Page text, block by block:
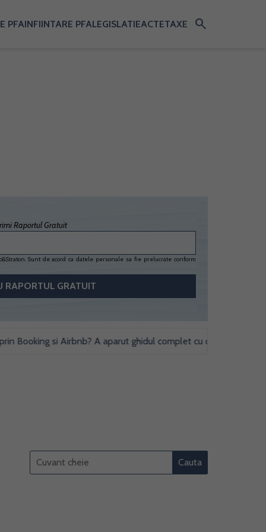
PFAINFIINTARE PFALEGISLATIEACTETAXE search
Raportul Gratuit
Sunt de acord ca datele personale sa fie prelucrate conform
si Airbnb? A aparut ghidul complet cu obligatii fiscale si